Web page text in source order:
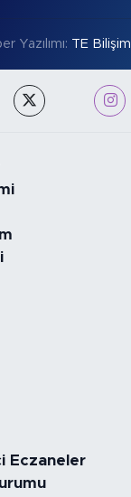
Yazılımı: TE Bilişim
Eczaneler